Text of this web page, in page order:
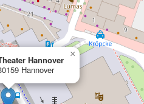
Hannover
Hannover
×